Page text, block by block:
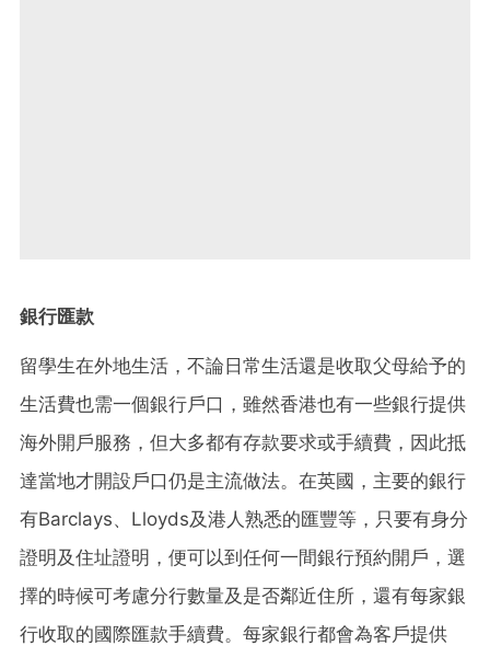
銀行匯款
留學生在外地生活，不論日常生活還是收取父母給予的
生活費也需一個銀行戶口，雖然香港也有一些銀行提供
海外開戶服務，但大多都有存款要求或手續費，因此抵
達當地才開設戶口仍是主流做法。在英國，主要的銀行
有Barclays、Lloyds及港人熟悉的匯豐等，只要有身分
證明及住址證明，便可以到任何一間銀行預約開戶，選
擇的時候可考慮分行數量及是否鄰近住所，還有每家銀
行收取的國際匯款手續費。每家銀行都會為客戶提供